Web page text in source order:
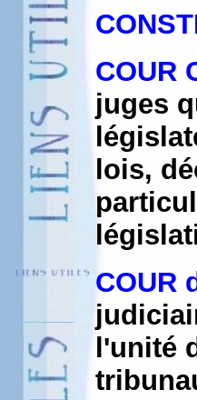
COUR
juges
lois,
COUR
l'unité